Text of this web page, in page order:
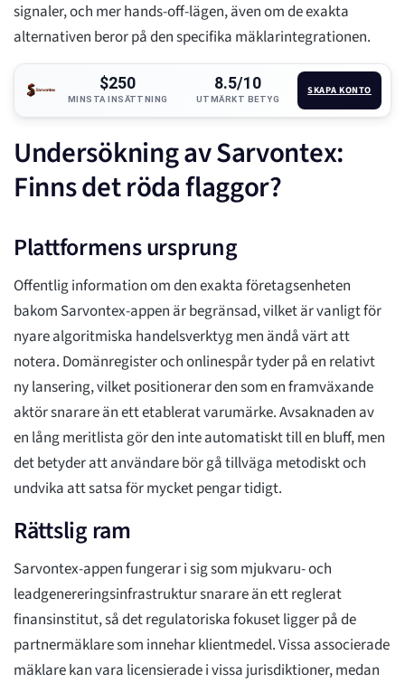
signaler, och mer hands-off-lägen, även om de exakta
alternativen beror på den specifika mäklarintegrationen.
$250
MINSTA INSÄTTNING
8.5/10
UTMÄRKT BETYG
SKAPA KONTO
Undersökning av Sarvontex:
Finns det röda flaggor?
Plattformens ursprung
Offentlig information om den exakta företagsenheten
bakom Sarvontex-appen är begränsad, vilket är vanligt för
nyare algoritmiska handelsverktyg men ändå värt att
notera. Domänregister och onlinespår tyder på en relativt
ny lansering, vilket positionerar den som en framväxande
aktör snarare än ett etablerat varumärke. Avsaknaden av
en lång meritlista gör den inte automatiskt till en bluff, men
det betyder att användare bör gå tillväga metodiskt och
undvika att satsa för mycket pengar tidigt.
Rättslig ram
Sarvontex-appen fungerar i sig som mjukvaru- och
leadgenereringsinfrastruktur snarare än ett reglerat
finansinstitut, så det regulatoriska fokuset ligger på de
partnermäklare som innehar klientmedel. Vissa associerade
mäklare kan vara licensierade i vissa jurisdiktioner, medan